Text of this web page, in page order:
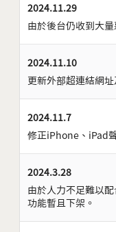
2024.11.29
由於後台仍收到大
2024.11.10
更新外部超連結網址
2024.11.7
修正iPhone、iPad
2024.3.28
由於人力不足難以
功能暫且下架。